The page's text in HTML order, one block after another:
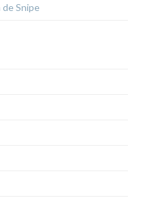
de Snipe